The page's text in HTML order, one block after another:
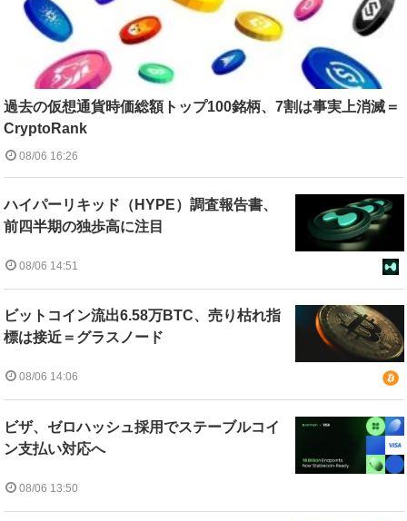
過去の仮想通貨時価総額トップ100銘柄、7割は事実上消滅＝
CryptoRank
08/06 16:26
ハイパーリキッド（HYPE）調査報告書、
前四半期の独歩高に注目
08/06 14:51
ビットコイン流出6.58万BTC、売り枯れ指
標は接近＝グラスノード
08/06 14:06
ビザ、ゼロハッシュ採用でステーブルコイ
ン支払い対応へ
08/06 13:50